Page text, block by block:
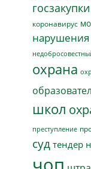
госзакупки
коронавирус
охрана
школ
преступление
суд тендер